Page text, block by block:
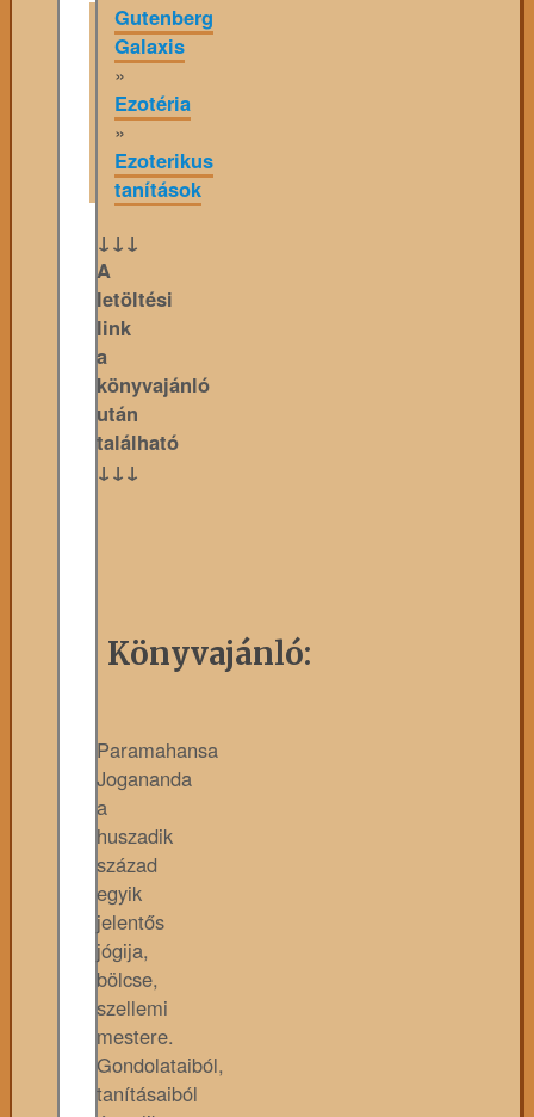
Gutenberg
Galaxis
»
Ezotéria
»
Ezoterikus
tanítások
↓↓↓
A
letöltési
link
a
könyvajánló
után
található
↓↓↓
Könyvajánló:
Paramahansa
Jogananda
a
huszadik
század
egyik
jelentős
jógija,
bölcse,
szellemi
mestere.
Gondolataiból,
tanításaiból